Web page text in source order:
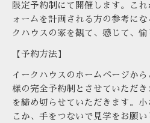
限定予約制にて開催します。
こ
ォームを計画される方の参考にな
クハウスの家を観て、感じて、愉
【予約方法】
イークハウスのホームページから
様の完全予約制とさせていただき
を締め切らせていただきます。 小
こか、 手をつないで見学をお願い